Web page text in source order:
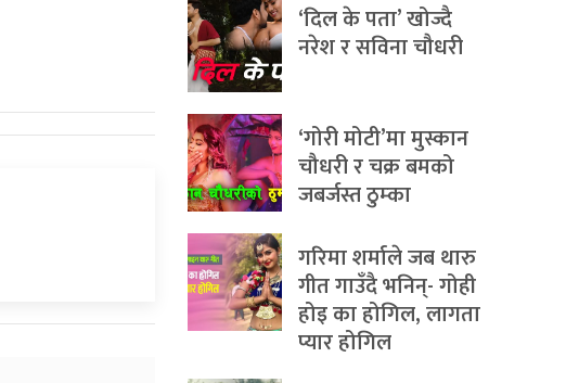
‘दिल के पता’ खोज्दै
नरेश र सविना चौधरी
‘गोरी मोटी’मा मुस्कान
चौधरी र चक्र बमको
जबर्जस्त ठुम्का
गरिमा शर्माले जब थारु
गीत गाउँदै भनिन्- गोही
होइ का होगिल, लागता
प्यार होगिल